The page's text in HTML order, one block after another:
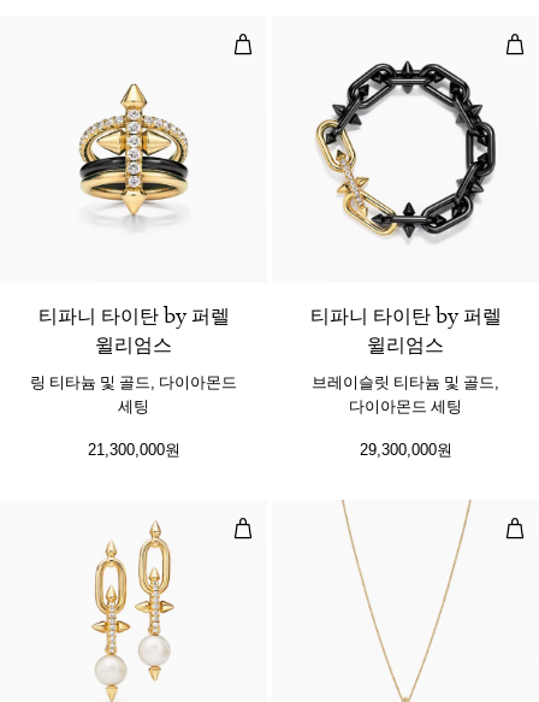
링 티타늄 및 골드, 다이아몬드 세팅
티파니 타이탄 by 퍼렐
윌리엄스
링 티타늄 및 골드, 다이아몬드
세팅
21,300,000원
브
티파니 타이탄 by 퍼렐
윌리엄스
브레이슬릿 티타늄 및 골드,
다이아몬드 세팅
29,300,000원
펄 이어링, 옐로우 골드, 다이아몬드
펄